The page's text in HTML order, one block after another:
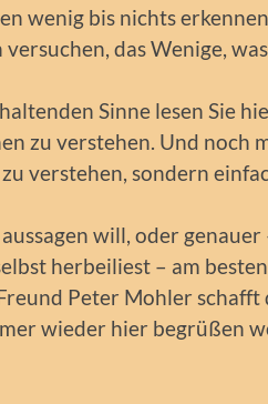
wenig bis nichts
das Wenige,
Sinne lesen Sie
zu verstehen. Und noch
verstehen, sondern
will, oder
herbeiliest – am
Peter Mohler schafft
wieder hier begrüßen